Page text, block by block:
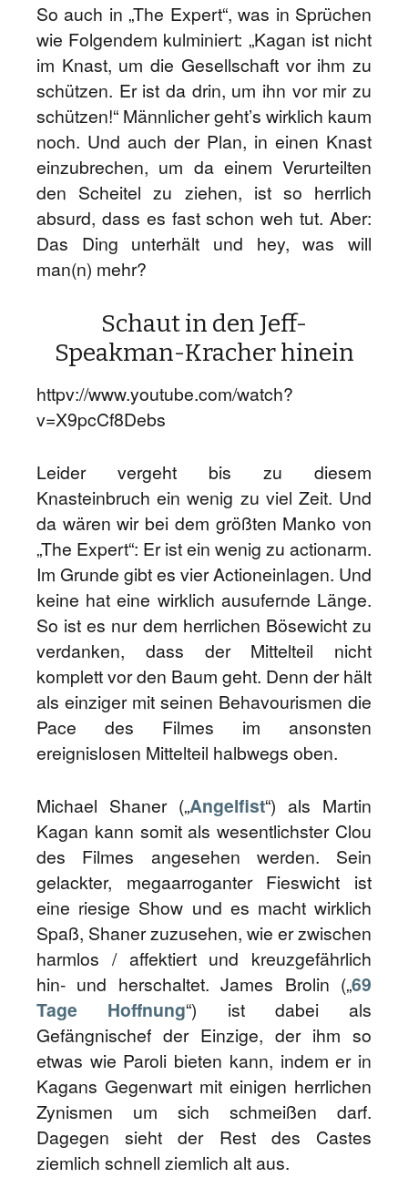
So auch in „The Expert“, was in Sprüchen
wie Folgendem kulminiert: „Kagan ist nicht
im Knast, um die Gesellschaft vor ihm zu
schützen. Er ist da drin, um ihn vor mir zu
schützen!“ Männlicher geht’s wirklich kaum
noch. Und auch der Plan, in einen Knast
einzubrechen, um da einem Verurteilten
den Scheitel zu ziehen, ist so herrlich
absurd, dass es fast schon weh tut. Aber:
Das Ding unterhält und hey, was will
man(n) mehr?
Schaut in den Jeff-
Speakman-Kracher hinein
httpv://www.youtube.com/watch?
v=X9pcCf8Debs
Leider vergeht bis zu diesem
Knasteinbruch ein wenig zu viel Zeit. Und
da wären wir bei dem größten Manko von
„The Expert“: Er ist ein wenig zu actionarm.
Im Grunde gibt es vier Actioneinlagen. Und
keine hat eine wirklich ausufernde Länge.
So ist es nur dem herrlichen Bösewicht zu
verdanken, dass der Mittelteil nicht
komplett vor den Baum geht. Denn der hält
als einziger mit seinen Behavourismen die
Pace des Filmes im ansonsten
ereignislosen Mittelteil halbwegs oben.
Michael Shaner („Angelfist“) als Martin
Kagan kann somit als wesentlichster Clou
des Filmes angesehen werden. Sein
gelackter, megaarroganter Fieswicht ist
eine riesige Show und es macht wirklich
Spaß, Shaner zuzusehen, wie er zwischen
harmlos / affektiert und kreuzgefährlich
hin- und herschaltet. James Brolin („69
Tage Hoffnung“) ist dabei als
Gefängnischef der Einzige, der ihm so
etwas wie Paroli bieten kann, indem er in
Kagans Gegenwart mit einigen herrlichen
Zynismen um sich schmeißen darf.
Dagegen sieht der Rest des Castes
ziemlich schnell ziemlich alt aus.